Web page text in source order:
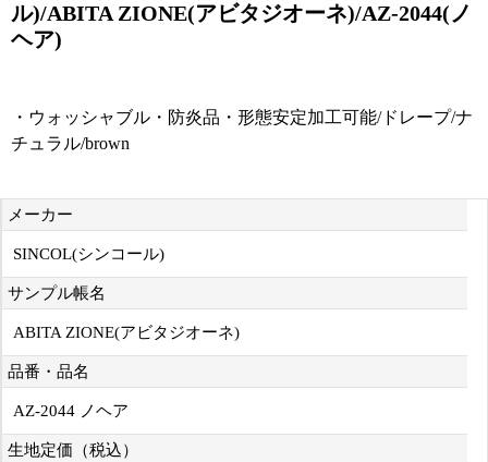
ル)/ABITA ZIONE(アビタジオーネ)/AZ-2044(ノ
ヘア)
・ウォッシャブル・防炎品・形態安定加工可能/ドレープ/ナ
チュラル/brown
メーカー
SINCOL(シンコール)
サンプル帳名
ABITA ZIONE(アビタジオーネ)
品番・品名
AZ-2044 ノヘア
生地定価（税込）